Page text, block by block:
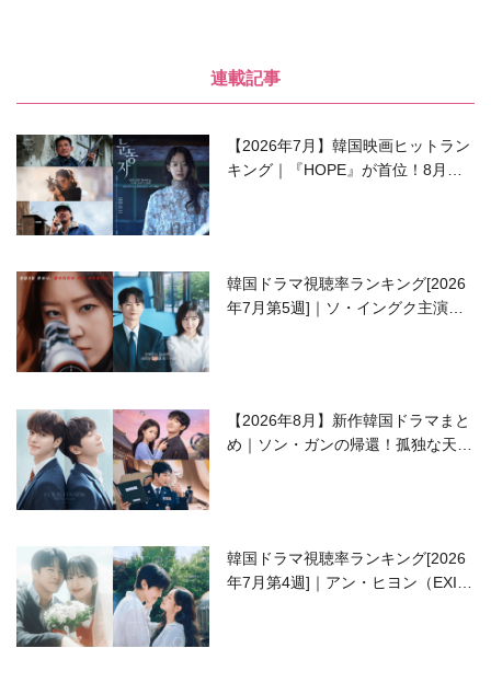
連載記事
【2026年7月】韓国映画ヒットラン
キング｜『HOPE』が首位！8月公
韓国ドラマ視聴率ランキング[2026
年7月第5週]｜ソ・イングク主演の
【2026年8月】新作韓国ドラマまと
め｜ソン・ガンの帰還！孤独な天才
韓国ドラマ視聴率ランキング[2026
年7月第4週]｜アン・ヒヨン（EXID